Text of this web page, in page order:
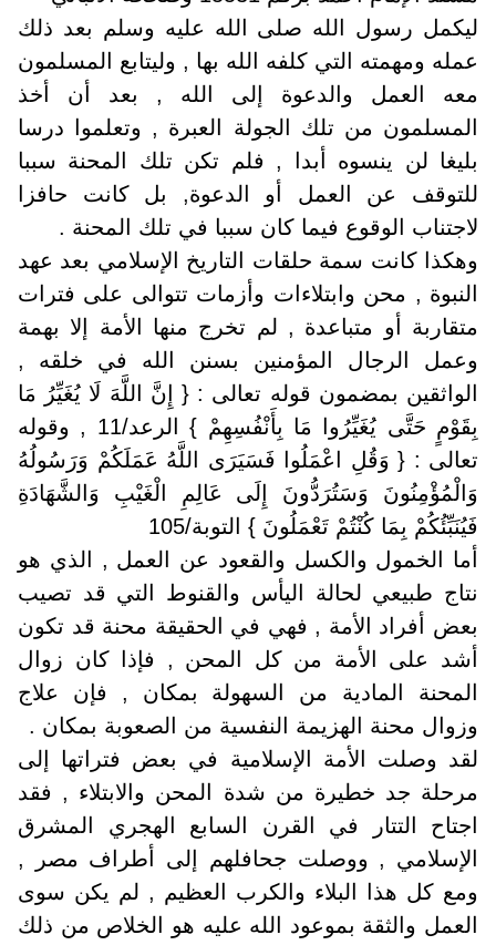
ليكمل رسول الله صلى الله عليه وسلم بعد ذلك
عمله ومهمته التي كلفه الله بها , وليتابع المسلمون
معه العمل والدعوة إلى الله , بعد أن أخذ
المسلمون من تلك الجولة العبرة , وتعلموا درسا
بليغا لن ينسوه أبدا , فلم تكن تلك المحنة سببا
للتوقف عن العمل أو الدعوة, بل كانت حافزا
لاجتناب الوقوع فيما كان سببا في تلك المحنة .
وهكذا كانت سمة حلقات التاريخ الإسلامي بعد عهد
النبوة , محن وابتلاءات وأزمات تتوالى على فترات
متقاربة أو متباعدة , لم تخرج منها الأمة إلا بهمة
وعمل الرجال المؤمنين بسنن الله في خلقه ,
الواثقين بمضمون قوله تعالى : { إِنَّ اللَّهَ لَا يُغَيِّرُ مَا
بِقَوْمٍ حَتَّى يُغَيِّرُوا مَا بِأَنْفُسِهِمْ } الرعد/11 , وقوله
تعالى : { وَقُلِ اعْمَلُوا فَسَيَرَى اللَّهُ عَمَلَكُمْ وَرَسُولُهُ
وَالْمُؤْمِنُونَ وَسَتُرَدُّونَ إِلَى عَالِمِ الْغَيْبِ وَالشَّهَادَةِ
فَيُنَبِّئُكُمْ بِمَا كُنْتُمْ تَعْمَلُونَ } التوبة/105
أما الخمول والكسل والقعود عن العمل , الذي هو
نتاج طبيعي لحالة اليأس والقنوط التي قد تصيب
بعض أفراد الأمة , فهي في الحقيقة محنة قد تكون
أشد على الأمة من كل المحن , فإذا كان زوال
المحنة المادية من السهولة بمكان , فإن علاج
وزوال محنة الهزيمة النفسية من الصعوبة بمكان .
لقد وصلت الأمة الإسلامية في بعض فتراتها إلى
مرحلة جد خطيرة من شدة المحن والابتلاء , فقد
اجتاح التتار في القرن السابع الهجري المشرق
الإسلامي , ووصلت جحافلهم إلى أطراف مصر ,
ومع كل هذا البلاء والكرب العظيم , لم يكن سوى
العمل والثقة بموعود الله عليه هو الخلاص من ذلك